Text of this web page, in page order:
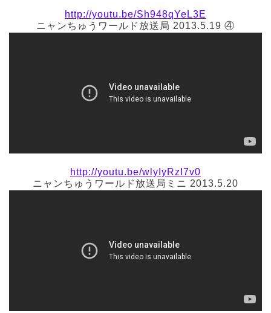
http://youtu.be/Sh948qYeL3E
ニャンちゅうワールド放送局 2013.5.19 ④
http://youtu.be/wlyIyRzI7v0
ニャンちゅうワールド放送局ミニ 2013.5.20